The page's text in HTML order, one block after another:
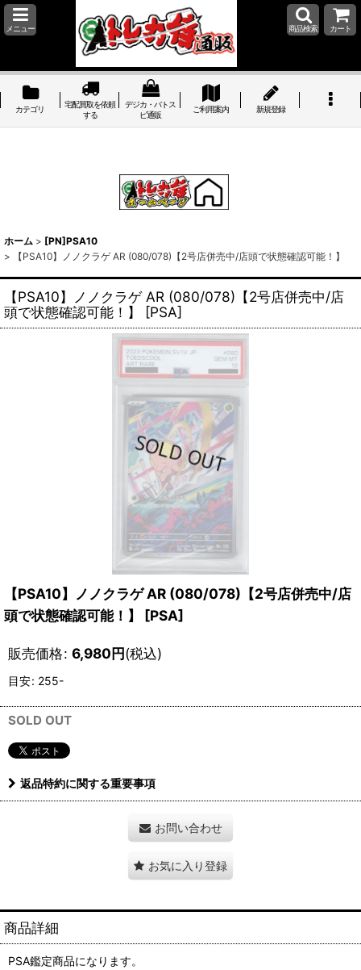
メニュー 商品検索 カート
カテゴリ
宅配買取を依頼
する
デジカ・バトス
ピ通販
ご利用案内 新規登録
ホーム > [PN]PSA10
>
【PSA10】ノノクラゲ AR (080/078)【2号店併売中/店頭で状態確認可能！】
【PSA10】ノノクラゲ AR (080/078)【2号店併売中/店
頭で状態確認可能！】
[PSA]
【PSA10】ノノクラゲ AR (080/078)【2号店併売中/店
頭で状態確認可能！】
[PSA]
販売価格: 6,980円(税込)
目安: 255-
SOLD OUT
返品特約に関する重要事項
お問い合わせ
お気に入り登録
商品詳細
PSA鑑定商品になります。